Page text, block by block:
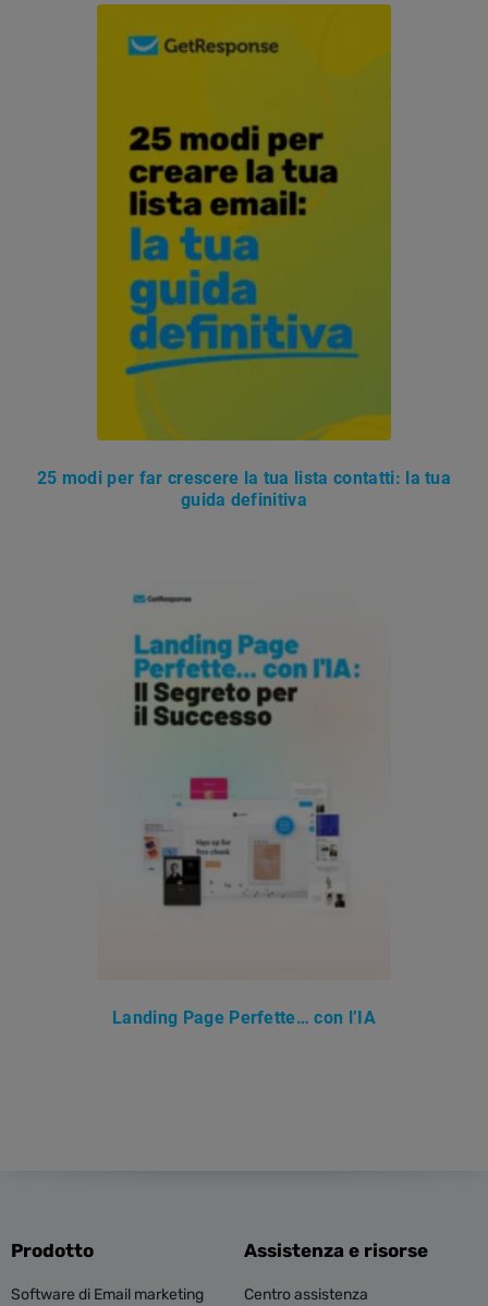
25 modi per far crescere la tua lista contatti: la tua
guida definitiva
Landing Page Perfette… con l’IA
Prodotto
Software di Email marketing
Assistenza e risorse
Centro assistenza